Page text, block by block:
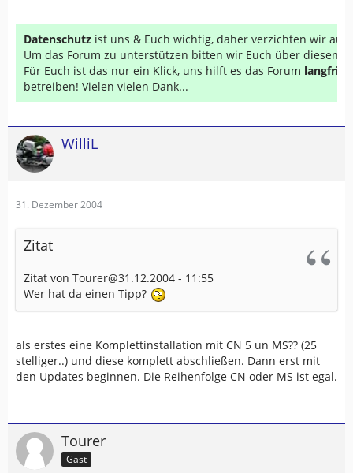
Datenschutz ist uns & Euch wichtig, daher verzichten wir auf
Um das Forum zu unterstützen bitten wir Euch über diesen
Für Euch ist das nur ein Klick, uns hilft es das Forum
betreiben! Vielen vielen Dank...
WilliL
31. Dezember 2004
Zitat
Zitat von Tourer@31.12.2004 - 11:55
Wer hat da einen Tipp?
als erstes eine Komplettinstallation mit CN 5 un MS?? (25
stelliger..) und diese komplett abschließen. Dann erst mit
den Updates beginnen. Die Reihenfolge CN oder MS ist egal.
Tourer
Gast